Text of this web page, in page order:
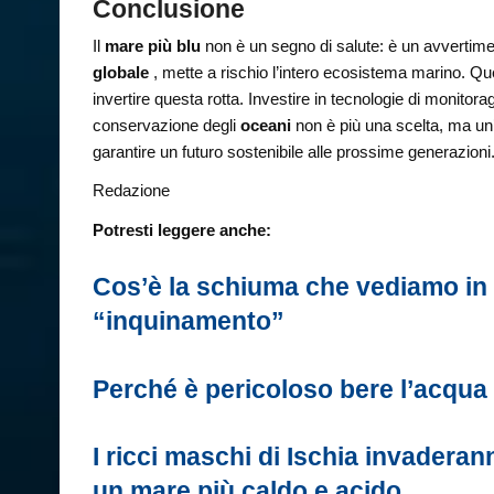
Conclusione
Il mare più blu non è un segno di salute: è un
globale , mette a rischio l’intero ecosistema marino.
invertire questa rotta. Investire in tecnologie di
conservazione deglioceani non è più una scelta, ma
garantire un futuro sostenibile alle prossime
Redazione
Potresti leggere anche:
Cos’è la schiuma che vediamo
“inquinamento”
Perché è pericoloso bere
I ricci maschi di Ischia